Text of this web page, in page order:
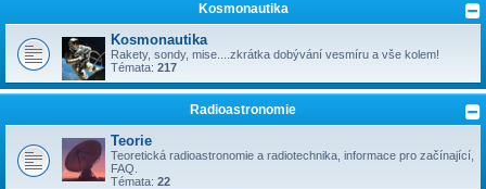
Kosmonautika
Kosmonautika
Rakety, sondy, mise....zkrátka dobývání vesmíru a vše kolem!
Témata: 217
Radioastronomie
Teorie
Teoretická radioastronomie a radiotechnika, informace pro začínající,
FAQ.
Témata: 22